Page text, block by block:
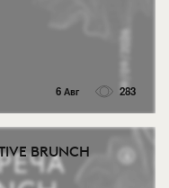
6 Авг 283
BRUNCH